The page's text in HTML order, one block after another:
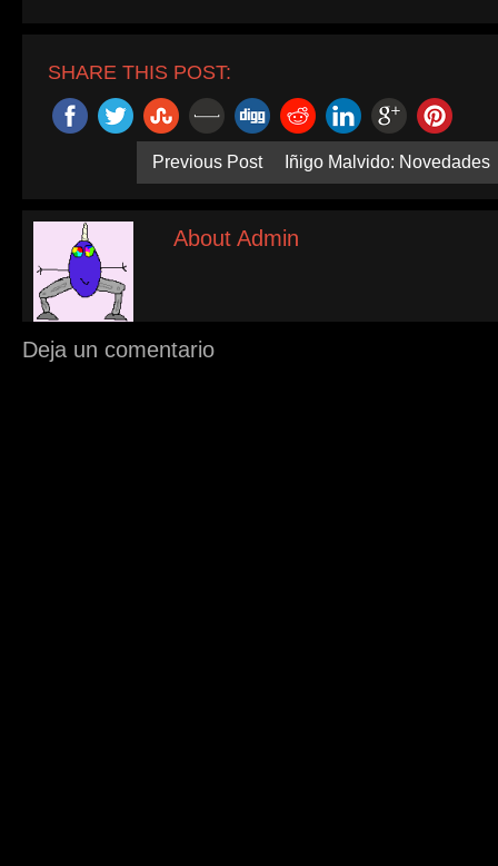
SHARE THIS POST:
Previous Post Iñigo Malvido: Novedades
About Admin
Deja un comentario